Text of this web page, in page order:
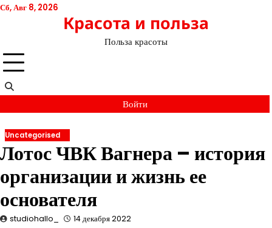
Перейти
Сб, Авг 8, 2026
Красота и польза
Польза красоты
Войти
Uncategorised
Лотос ЧВК Вагнера – история
организации и жизнь ее
основателя
studiohallo_ 14 декабря 2022